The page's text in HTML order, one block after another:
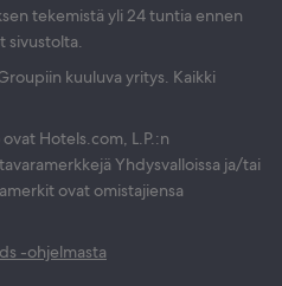
tekemistä yli 24 tuntia ennen
sivustolta.
kuuluva yritys. Kaikki
Hotels.com, L.P.:n
Yhdysvalloissa ja/tai
ovat omistajiensa
-ohjelmasta